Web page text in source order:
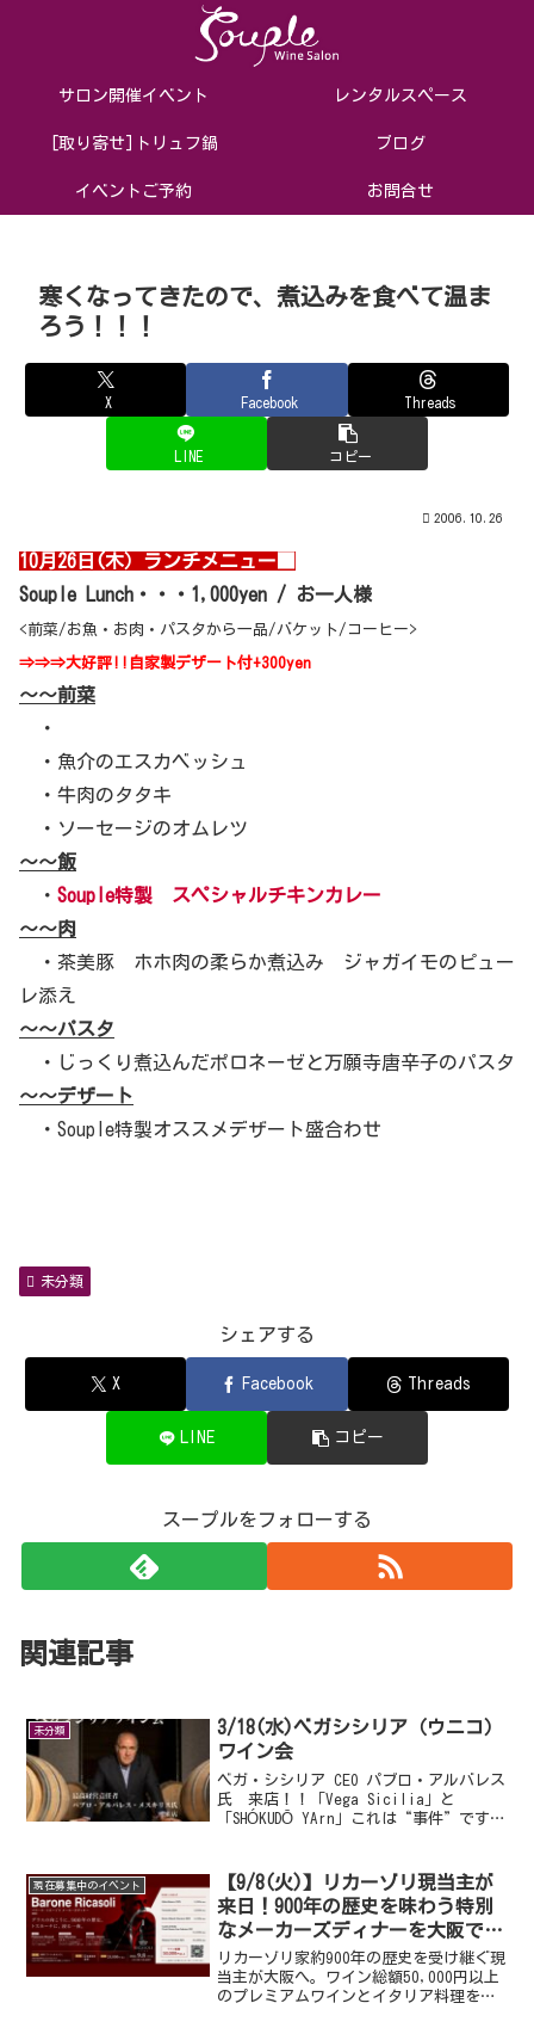
サロン開催イベント レンタルスペース
[取り寄せ]トリュフ鍋 ブログ
イベントご予約 お問合せ
寒くなってきたので、煮込みを食べて温ま
ろう！！！
X Facebook Threads
LINE コピー
2006.10.26
10月26日(木）ランチメニュー■
Souple Lunch・・・1,000yen / お一人様
<前菜/お魚・お肉・パスタから一品/バケット/コーヒー>
⇒⇒⇒大好評!!自家製デザート付+300yen
～～前菜
・
・魚介のエスカベッシュ
・牛肉のタタキ
・ソーセージのオムレツ
～～飯
・ Souple特製 スペシャルチキンカレー
～～肉
・茶美豚 ホホ肉の柔らか煮込み ジャガイモのピュー
レ添え
～～パスタ
・じっくり煮込んだポロネーゼと万願寺唐辛子のパスタ
～～デザート
・Souple特製オススメデザート盛合わせ
未分類
シェアする
X Facebook Threads
LINE コピー
スープルをフォローする
関連記事
未分類
3/18(水)ベガシシリア（ウニコ）
ワイン会
ベガ・シシリア CEO パブロ・アルバレス
氏 来店！！「Vega Sicilia」と
「SHÓKUDŌ YArn」これは“事件”です。
総額約30万円相当。さらに当日...
現在募集中のイベント
【9/8(火)】リカーゾリ現当主が
来日！900年の歴史を味わう特別
なメーカーズディナーを大阪で開
催！！
リカーゾリ家約900年の歴史を受け継ぐ現
当主が大阪へ。ワイン総額50,000円以上
のプレミアムワインとイタリア料理を楽